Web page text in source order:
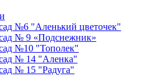
№6 "Аленький цветочек"
№ 9 «Подснежник»
№10 "Тополек"
№ 14 "Аленка"
№ 15 "Радуга"